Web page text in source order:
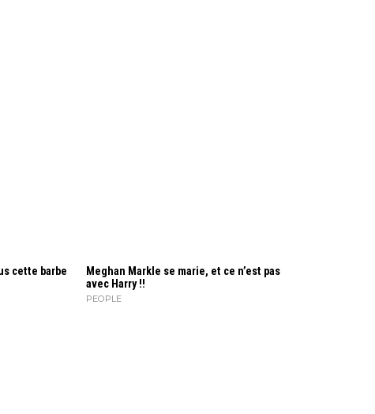
cette barbe
Meghan Markle se marie, et ce n’est pas
avec Harry !!
PEOPLE